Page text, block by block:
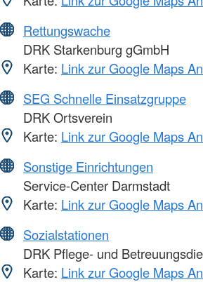
Rettungswache
DRK Starkenburg gGmbH
Karte: Link zur Google Maps
SEG Schnelle Einsatzgruppe
DRK Ortsverein
Karte: Link zur Google Maps
Sonstige Einrichtungen
Service-Center Darmstadt
Karte: Link zur Google Maps
Sozialstationen
DRK Pflege- und
Karte: Link zur Google Maps